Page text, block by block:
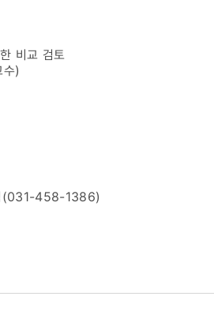
비교 검토
수)
(031-458-1386)